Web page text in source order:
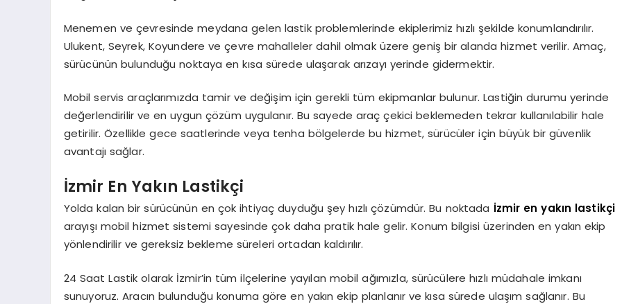
Menemen ve çevresinde meydana gelen lastik problemlerinde ekiplerimiz hızlı şekilde konumlandırılır.
Ulukent, Seyrek, Koyundere ve çevre mahalleler dahil olmak üzere geniş bir alanda hizmet verilir. Amaç,
sürücünün bulunduğu noktaya en kısa sürede ulaşarak arızayı yerinde gidermektir.
Mobil servis araçlarımızda tamir ve değişim için gerekli tüm ekipmanlar bulunur. Lastiğin durumu yerinde
değerlendirilir ve en uygun çözüm uygulanır. Bu sayede araç çekici beklemeden tekrar kullanılabilir hale
getirilir. Özellikle gece saatlerinde veya tenha bölgelerde bu hizmet, sürücüler için büyük bir güvenlik
avantajı sağlar.
İzmir En Yakın Lastikçi
Yolda kalan bir sürücünün en çok ihtiyaç duyduğu şey hızlı çözümdür. Bu noktada İzmir en yakın lastikçi
arayışı mobil hizmet sistemi sayesinde çok daha pratik hale gelir. Konum bilgisi üzerinden en yakın ekip
yönlendirilir ve gereksiz bekleme süreleri ortadan kaldırılır.
24 Saat Lastik olarak İzmir’in tüm ilçelerine yayılan mobil ağımızla, sürücülere hızlı müdahale imkanı
sunuyoruz. Aracın bulunduğu konuma göre en yakın ekip planlanır ve kısa sürede ulaşım sağlanır. Bu